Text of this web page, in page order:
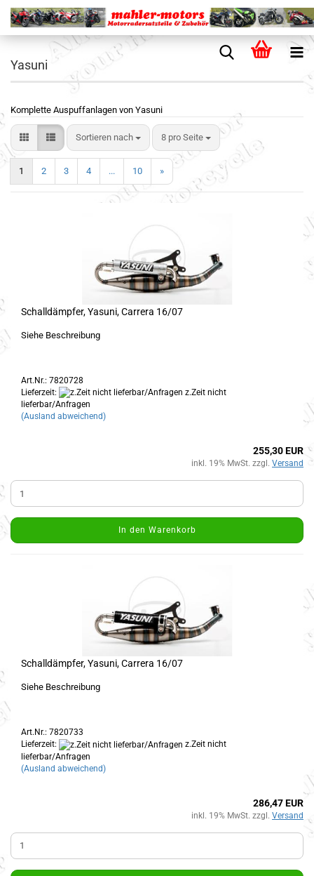
Yasuni
Komplette Auspuffanlagen von Yasuni
Sortieren nach 8 pro Seite
1 2 3 4 ... 10 »
Schalldämpfer, Yasuni, Carrera 16/07
Siehe Beschreibung
Art.Nr.: 7820728
Lieferzeit:
z.Zeit nicht
lieferbar/Anfragen
(Ausland abweichend)
255,30 EUR
inkl. 19% MwSt. zzgl. Versand
In den Warenkorb
Schalldämpfer, Yasuni, Carrera 16/07
Siehe Beschreibung
Art.Nr.: 7820733
Lieferzeit:
z.Zeit nicht
lieferbar/Anfragen
(Ausland abweichend)
286,47 EUR
inkl. 19% MwSt. zzgl. Versand